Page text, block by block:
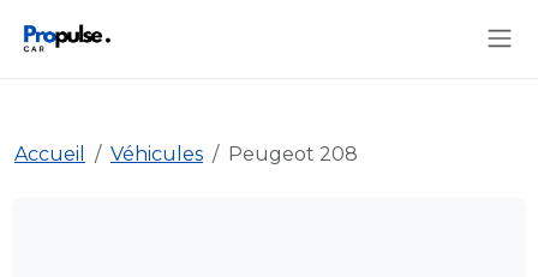
Accueil Véhicules Peugeot 208